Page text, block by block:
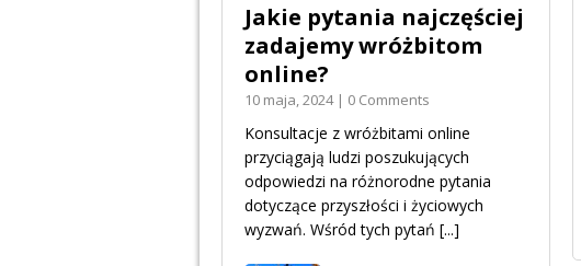
Jakie pytania najczęściej
zadajemy wróżbitom
online?
10 maja, 2024 | 0 Comments
Konsultacje z wróżbitami online
przyciągają ludzi poszukujących
odpowiedzi na różnorodne pytania
dotyczące przyszłości i życiowych
wyzwań. Wśród tych pytań [...]